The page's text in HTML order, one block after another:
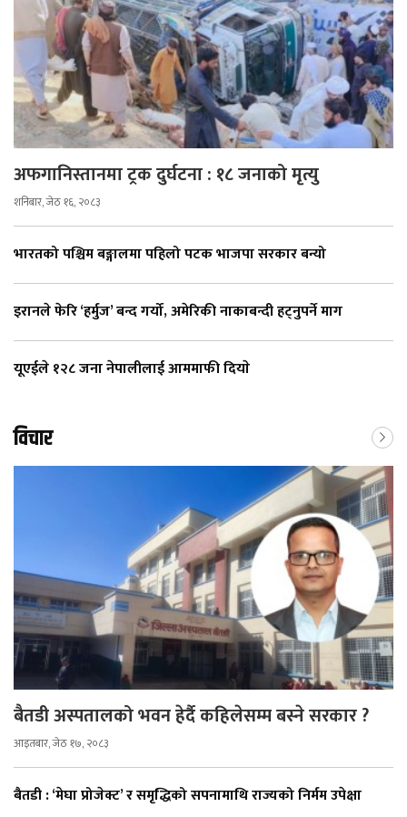
अफगानिस्तानमा ट्रक दुर्घटना : १८ जनाको मृत्यु
शनिबार, जेठ १६, २०८३
भारतको पश्चिम बङ्गालमा पहिलो पटक भाजपा सरकार बन्यो
इरानले फेरि ‘हर्मुज’ बन्द गर्यो, अमेरिकी नाकाबन्दी हट्नुपर्ने माग
यूएईले १२८ जना नेपालीलाई आममाफी दियाे
विचार
बैतडी अस्पतालको भवन हेर्दै कहिलेसम्म बस्ने सरकार ?
आइतबार, जेठ १७, २०८३
बैतडी : ‘मेघा प्रोजेक्ट’ र समृद्धिको सपनामाथि राज्यको निर्मम उपेक्षा